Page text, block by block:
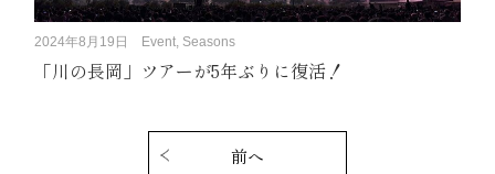
2024年8月19日 Event, Seasons
「川の長岡」ツアーが5年ぶりに復活！
前へ